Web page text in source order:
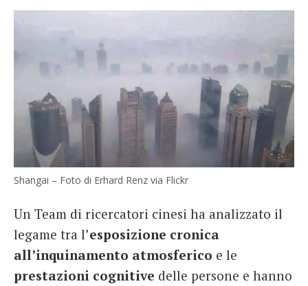
Shangai – Foto di Erhard Renz via Flickr
Un Team di ricercatori cinesi ha analizzato il
legame tra l’esposizione cronica
all’inquinamento atmosferico e le
prestazioni cognitive delle persone e hanno